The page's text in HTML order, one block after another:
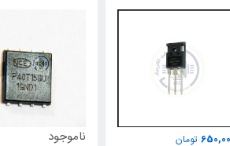
تومان
ناموجود